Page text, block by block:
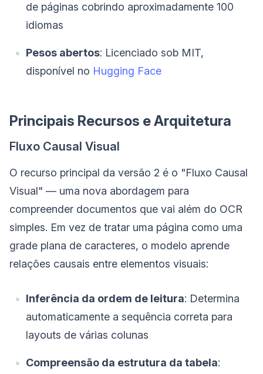
de páginas cobrindo aproximadamente 100
idiomas
Pesos abertos: Licenciado sob MIT,
disponível no Hugging Face
Principais Recursos e Arquitetura
Fluxo Causal Visual
O recurso principal da versão 2 é o "Fluxo Causal
Visual" — uma nova abordagem para
compreender documentos que vai além do OCR
simples. Em vez de tratar uma página como uma
grade plana de caracteres, o modelo aprende
relações causais entre elementos visuais:
Inferência da ordem de leitura: Determina
automaticamente a sequência correta para
layouts de várias colunas
Compreensão da estrutura da tabela: